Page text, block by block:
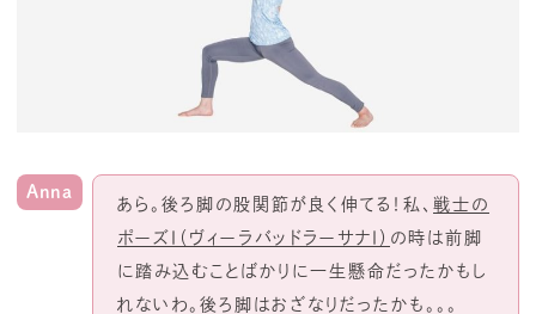
Anna
あら。後ろ脚の股関節が良く伸てる！私、 戦士の
ポーズⅠ（ヴィーラバッドラーサナⅠ） の時は前脚
に踏み込むことばかりに一生懸命だったかもし
れないわ。後ろ脚はおざなりだったかも。。。